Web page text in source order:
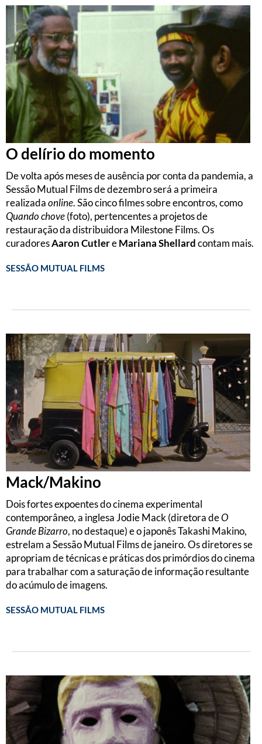
O delírio do momento
De volta após meses de ausência por conta da pandemia, a
Sessão Mutual Films de dezembro será a primeira
realizadaonline. São cinco filmes sobre encontros, como
Quando chove(foto), pertencentes a projetos de
restauração da distribuidora Milestone Films. Os
curadoresAaron CutlereMariana Shellardcontam mais.
SESSÃO MUTUAL FILMS
Mack/Makino
Dois fortes expoentes do cinema experimental
contemporâneo, a inglesa Jodie Mack (diretora deO
Grande Bizarro, no destaque) e o japonês Takashi Makino,
estrelam a Sessão Mutual Films de janeiro. Os diretores se
apropriam de técnicas e práticas dos primórdios do cinema
para trabalhar com a saturação de informação resultante
do acúmulo de imagens.
SESSÃO MUTUAL FILMS